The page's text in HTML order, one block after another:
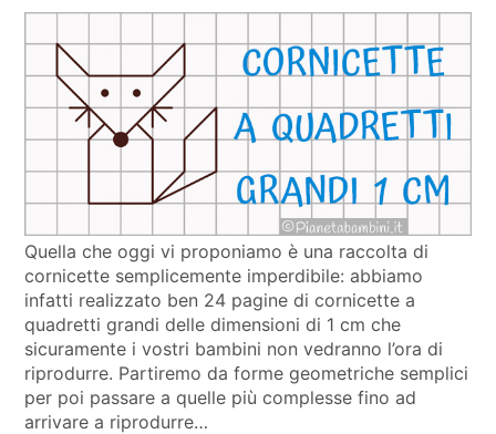
Quella che oggi vi proponiamo è una raccolta di
cornicette semplicemente imperdibile: abbiamo
infatti realizzato ben 24 pagine di cornicette a
quadretti grandi delle dimensioni di 1 cm che
sicuramente i vostri bambini non vedranno l’ora di
riprodurre. Partiremo da forme geometriche semplici
per poi passare a quelle più complesse fino ad
arrivare a riprodurre…